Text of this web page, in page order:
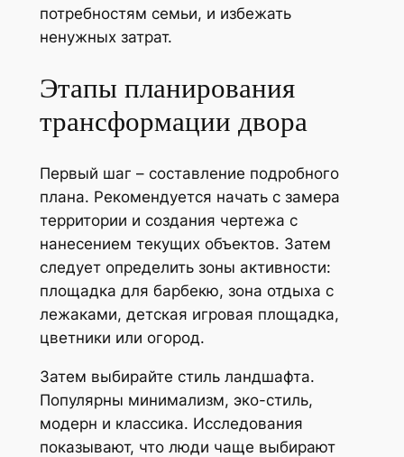
потребностям семьи, и избежать
ненужных затрат.
Этапы планирования
трансформации двора
Первый шаг – составление подробного
плана. Рекомендуется начать с замера
территории и создания чертежа с
нанесением текущих объектов. Затем
следует определить зоны активности:
площадка для барбекю, зона отдыха с
лежаками, детская игровая площадка,
цветники или огород.
Затем выбирайте стиль ландшафта.
Популярны минимализм, эко-стиль,
модерн и классика. Исследования
показывают, что люди чаще выбирают